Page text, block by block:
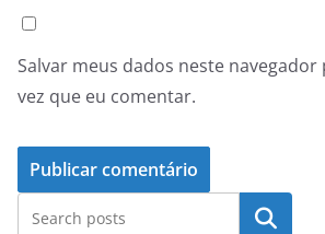
Salvar meus dados neste
vez que eu comentar.
Pesquisar